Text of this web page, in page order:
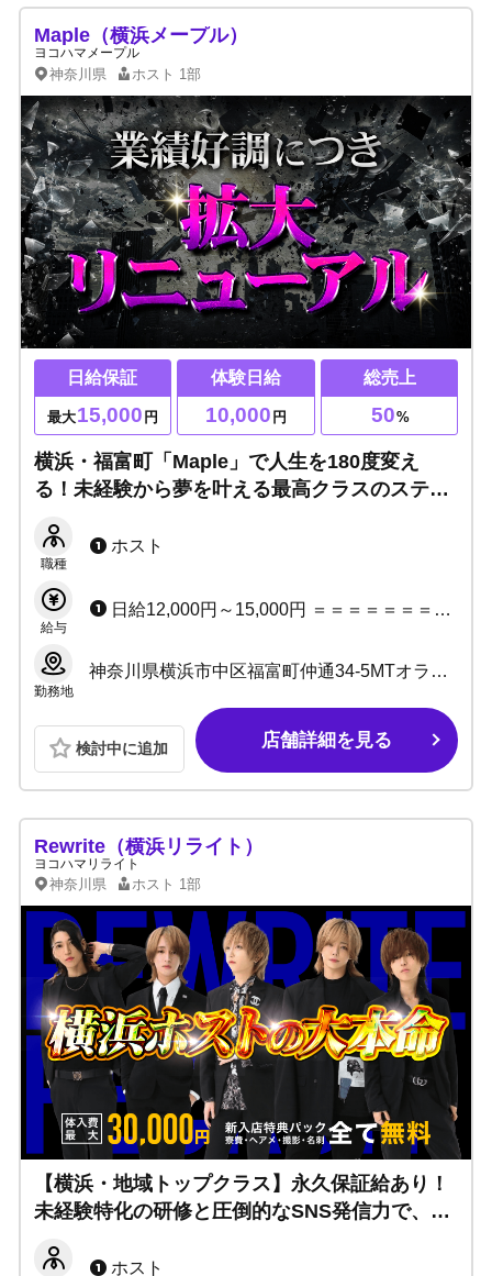
Maple（横浜メープル）
ヨコハマメープル
神奈川県 ホスト 1部
日給保証
最大15,000 円
体験日給
10,000 円
総売上
50%
横浜・福富町「Maple」で人生を180度変え
る！未経験から夢を叶える最高クラスのステー
職種
ホスト
給与
日給12,000円～15,000円 ＝＝＝＝＝＝＝＝＝＝＝＝ 日給10,000円＋小計バック＋指名料バック＋場内指名料バック＋同伴料バック＋ボトルバック＋皆勤賞 or 総売50%〜バック＋各種賞金 ※売上に応じてスライド制のため50%以上可能！
勤務地
神奈川県横浜市中区福富町仲通34-5MTオラクルビル3F
検討中に追加 店舗詳細を見る
Rewrite（横浜リライト）
ヨコハマリライト
神奈川県 ホスト 1部
【横浜・地域トップクラス】永久保証給あり！
未経験特化の研修と圧倒的なSNS発信力で、あ
ホスト